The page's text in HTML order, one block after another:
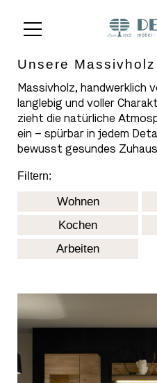
Unsere
Massivholz, handwerklich
langlebig und voller
zieht die natürliche
ein – spürbar in jedem
bewusst gesundes
Filtern:
Wohnen
Kochen
Arbeiten